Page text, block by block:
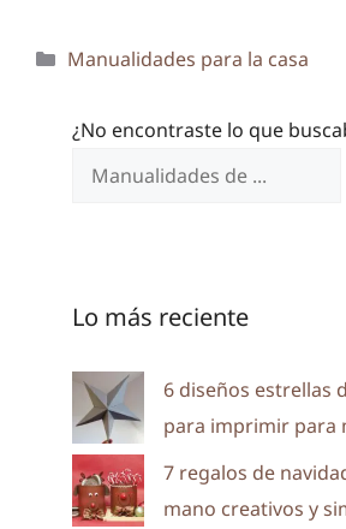
Categorías
Manualidades para la casa
¿No encontraste lo que
Lo más reciente
6 diseños estrellas
para imprimir para
7 regalos de
mano creativos y